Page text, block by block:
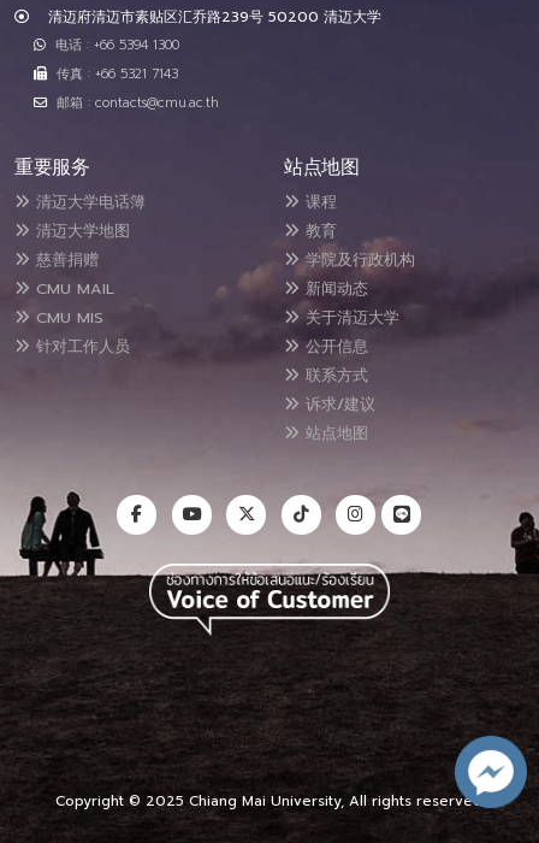
清迈府清迈市素贴区汇乔路239号 50200 清迈大学
电话 : +66 5394 1300
传真 : +66 5321 7143
邮箱 : contacts@cmu.ac.th
重要服务
清迈大学电话簿
清迈大学地图
慈善捐赠
CMU MAIL
CMU MIS
针对工作人员
站点地图
课程
教育
学院及行政机构
新闻动态
关于清迈大学
公开信息
联系方式
诉求/建议
站点地图
Copyright © 2025 Chiang Mai University, All rights reserved.